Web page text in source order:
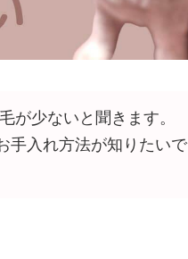
が少ないと聞きます。
手入れ方法が知りたいで